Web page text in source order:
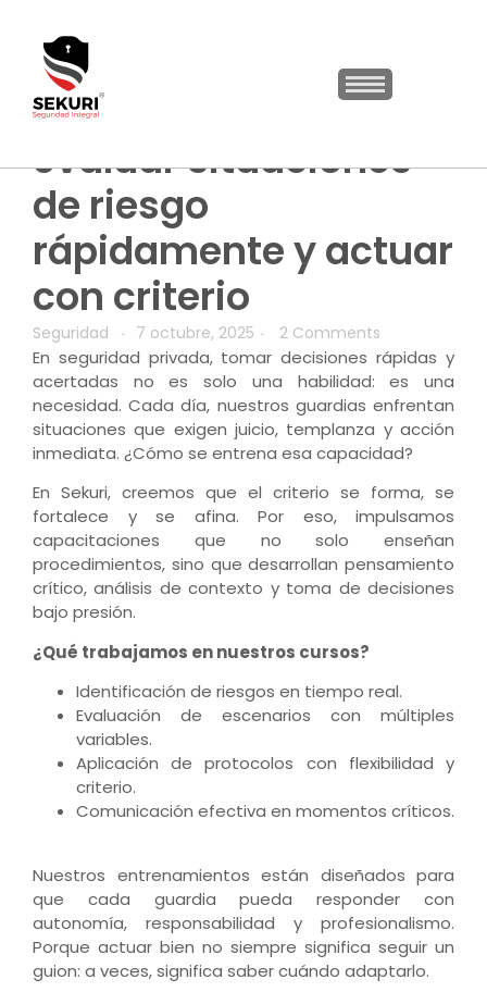
Capacitación para
evaluar situaciones
de riesgo
rápidamente y actuar
con criterio
Seguridad - 7 octubre, 2025 - 2 Comments
En seguridad privada, tomar decisiones rápidas y
acertadas no es solo una habilidad: es una
necesidad. Cada día, nuestros guardias enfrentan
situaciones que exigen juicio, templanza y acción
inmediata. ¿Cómo se entrena esa capacidad?
En Sekuri, creemos que el criterio se forma, se
fortalece y se afina. Por eso, impulsamos
capacitaciones que no solo enseñan
procedimientos, sino que desarrollan pensamiento
crítico, análisis de contexto y toma de decisiones
bajo presión.
¿Qué trabajamos en nuestros cursos?
Identificación de riesgos en tiempo real.
Evaluación de escenarios con múltiples
variables.
Aplicación de protocolos con flexibilidad y
criterio.
Comunicación efectiva en momentos críticos.
Nuestros entrenamientos están diseñados para
que cada guardia pueda responder con
autonomía, responsabilidad y profesionalismo.
Porque actuar bien no siempre significa seguir un
guion: a veces, significa saber cuándo adaptarlo.